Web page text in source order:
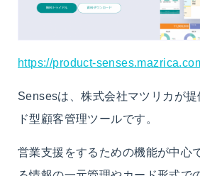
https://product-
Sensesは、株式会社マツリカが
ド型顧客管理ツールです。
営業支援をするための機能が中心